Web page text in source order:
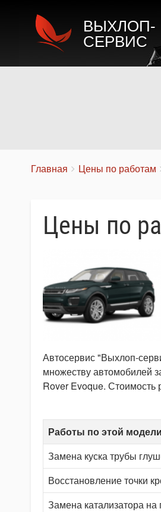
ВЫХЛОП-
СЕРВИС
Строка
You
Главная Цены по работам
Цены по
Автосервис "Выхлоп-
множеству автомобилей
Rover Evoque. Стоимость
Работы по этой модели
Замена куска трубы
Восстановление точки
Замена катализатора на